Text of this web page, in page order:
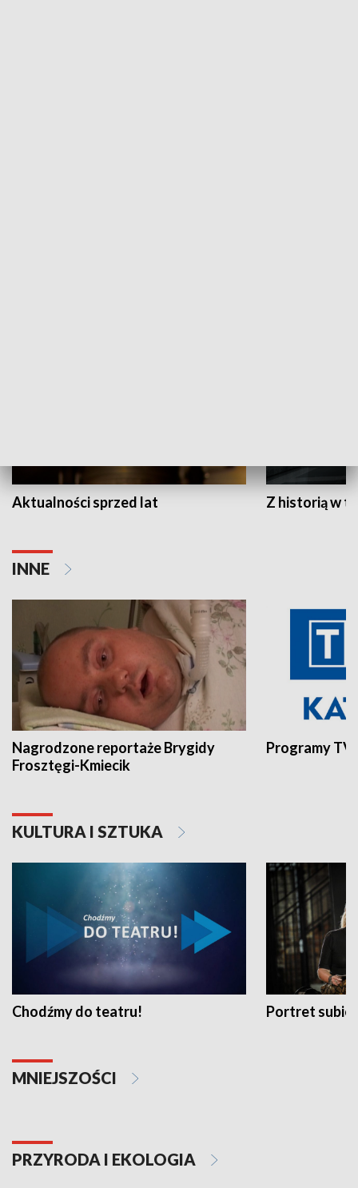
Aktualności sprzed lat Z historią w
INNE
Nagrodzone reportaże Brygidy
Frosztęgi-Kmiecik
Programy
KULTURA I SZTUKA
Chodźmy do teatru! Portret
MNIEJSZOŚCI
PRZYRODA I EKOLOGIA